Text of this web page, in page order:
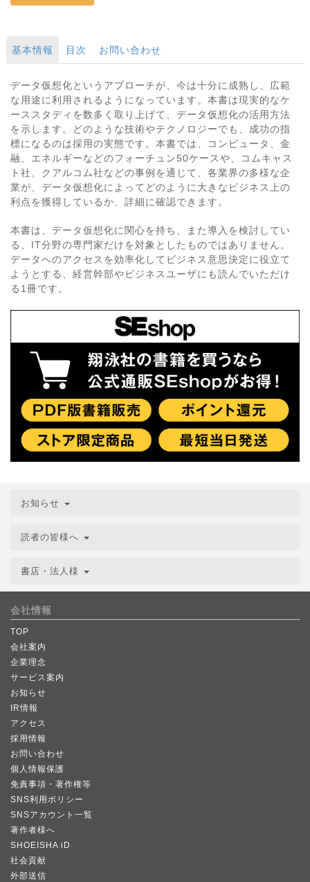
基本情報 目次 お問い合わせ
データ仮想化というアプローチが、今は十分に成熟し、広範
な用途に利用されるようになっています。本書は現実的なケ
ーススタディを数多く取り上げて、データ仮想化の活用方法
を示します。どのような技術やテクノロジーでも、成功の指
標になるのは採用の実態です。本書では、コンピュータ、金
融、エネルギーなどのフォーチュン50ケースや、コムキャス
ト社、クアルコム社などの事例を通じて、各業界の多様な企
業が、データ仮想化によってどのように大きなビジネス上の
利点を獲得しているか、詳細に確認できます。
本書は、データ仮想化に関心を持ち、また導入を検討してい
る、IT分野の専門家だけを対象としたものではありません。
データへのアクセスを効率化してビジネス意思決定に役立て
ようとする、経営幹部やビジネスユーザにも読んでいただけ
る1冊です。
お知らせ
読者の皆様へ
書店・法人様
会社情報
TOP
会社案内
企業理念
サービス案内
お知らせ
IR情報
アクセス
採用情報
お問い合わせ
個人情報保護
免責事項・著作権等
SNS利用ポリシー
SNSアカウント一覧
著作者様へ
SHOEISHA iD
社会貢献
外部送信